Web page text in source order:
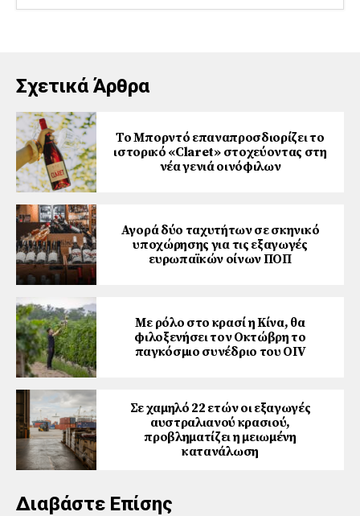
Σχετικά Άρθρα
Το Μπορντό επαναπροσδιορίζει το
ιστορικό «Claret» στοχεύοντας στη
νέα γενιά οινόφιλων
Αγορά δύο ταχυτήτων σε σκηνικό
υποχώρησης για τις εξαγωγές
ευρωπαϊκών οίνων ΠΟΠ
Με ρόλο στο κρασί η Κίνα, θα
φιλοξενήσει τον Οκτώβρη το
παγκόσμιο συνέδριο του ΟΙV
Σε χαμηλό 22 ετών οι εξαγωγές
αυστραλιανού κρασιού,
προβληματίζει η μειωμένη
κατανάλωση
Διαβάστε Επίσης